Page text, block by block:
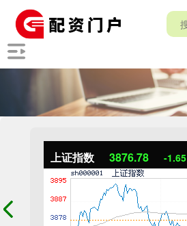
上证指数 3876.69 -1.74